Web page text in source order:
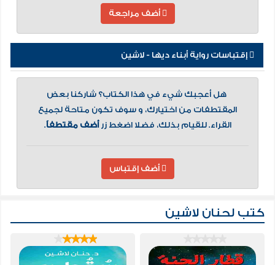
أضف مراجعة
إقتباسات رواية أبناء ديها - لاشين
هل أعجبك شيء في هذا الكتاب؟ شاركنا بعض
المقتطفات من اختيارك، و سوف تكون متاحة لجميع
القراء. للقيام بذلك، فضلا اضغط زرأضف مقتطفاً.
أضف إقتباس
كتب لحنان لاشين